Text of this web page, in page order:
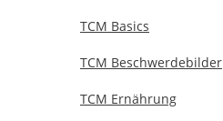
TCM Basics
TCM Beschwerdebilder
TCM Ernährung